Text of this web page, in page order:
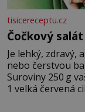
tisicereceptu.cz
Čočkový
Je lehký, zdravý,
nebo čerstvou
Suroviny 250 g vaší oblíbené čočky 150 g cherry rajčátek
1 velká červená